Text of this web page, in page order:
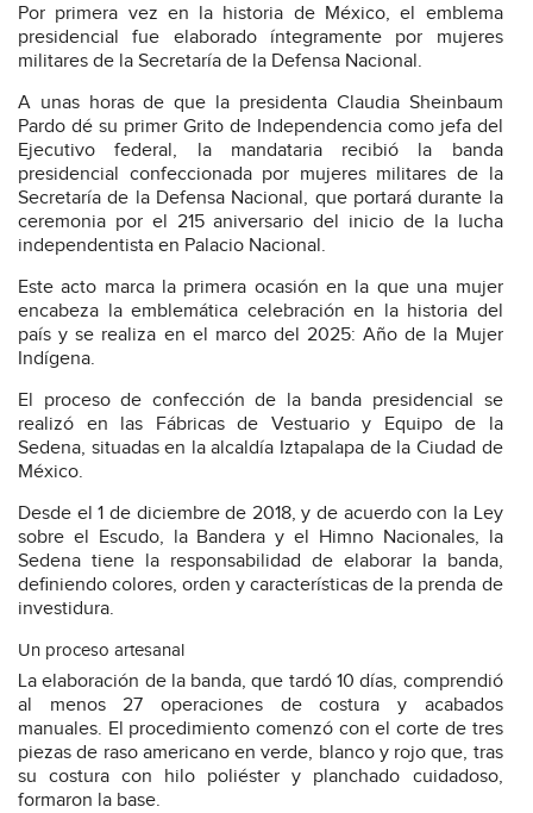
Por primera vez en la historia de México, el emblema
presidencial fue elaborado íntegramente por mujeres
militares de la Secretaría de la Defensa Nacional.
A unas horas de que la presidenta Claudia Sheinbaum
Pardo dé su primer Grito de Independencia como jefa del
Ejecutivo federal, la mandataria recibió la banda
presidencial confeccionada por mujeres militares de la
Secretaría de la Defensa Nacional, que portará durante la
ceremonia por el 215 aniversario del inicio de la lucha
independentista en Palacio Nacional.
Este acto marca la primera ocasión en la que una mujer
encabeza la emblemática celebración en la historia del
país y se realiza en el marco del 2025: Año de la Mujer
Indígena.
El proceso de confección de la banda presidencial se
realizó en las Fábricas de Vestuario y Equipo de la
Sedena, situadas en la alcaldía Iztapalapa de la Ciudad de
México.
Desde el 1 de diciembre de 2018, y de acuerdo con la Ley
sobre el Escudo, la Bandera y el Himno Nacionales, la
Sedena tiene la responsabilidad de elaborar la banda,
definiendo colores, orden y características de la prenda de
investidura.
Un proceso artesanal
La elaboración de la banda, que tardó 10 días, comprendió
al menos 27 operaciones de costura y acabados
manuales. El procedimiento comenzó con el corte de tres
piezas de raso americano en verde, blanco y rojo que, tras
su costura con hilo poliéster y planchado cuidadoso,
formaron la base.